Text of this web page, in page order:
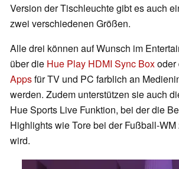
Version der Tischleuchte gibt es auch
zwei verschiedenen Größen.
Alle drei können auf Wunsch im
über die Hue Play HDMI Sync Boxoder
Appsfür TV und PC farblich an
werden. Zudem unterstützen sie auch
Hue Sports Live Funktion, bei der die
Highlights wie Tore bei der Fußball-
wird.